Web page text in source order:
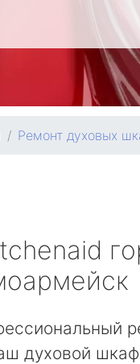
Ремонт духовых
духовой